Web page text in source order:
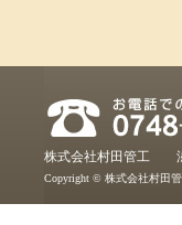
株式会社村田管工 滋
Copyright © 株式会社村田管